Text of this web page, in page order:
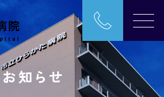
お知らせ